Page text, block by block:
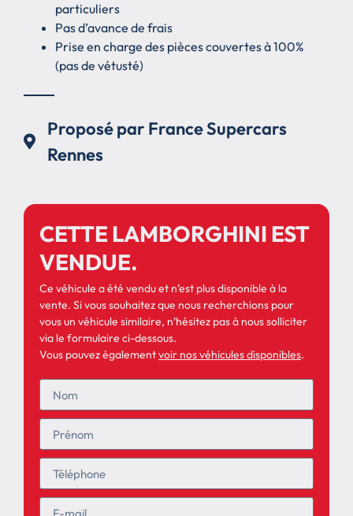
particuliers
Pas d’avance de frais
Prise en charge des pièces couvertes à 100%
(pas de vétusté)
Proposé par France Supercars
Rennes
CETTE LAMBORGHINI EST
VENDUE.
Ce véhicule a été vendu et n’est plus disponible à la
vente. Si vous souhaitez que nous recherchions pour
vous un véhicule similaire, n’hésitez pas à nous solliciter
via le formulaire ci-dessous.
Vous pouvez égalementvoir nos véhicules disponibles.